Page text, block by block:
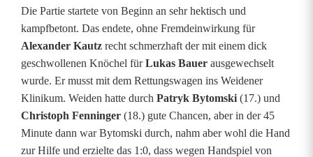
e
U
n
e
n
t
Die Partie startete von Beginn an sehr hektisch und
kampfbetont. Das endete, ohne Fremdeinwirkung für
Alexander Kautz recht schmerzhaft der mit einem dick
geschwollenen Knöchel fürLukas Bauer ausgewechselt
wurde. Er musst mit dem Rettungswagen ins Weidener
Klinikum. Weiden hatte durch Patryk Bytomski (17.) und
Christoph Fenninger (18.) gute Chancen, aber in der 45
Minute dann war Bytomski durch, nahm aber wohl die Hand
zur Hilfe und erzielte das 1:0, dass wegen Handspiel von